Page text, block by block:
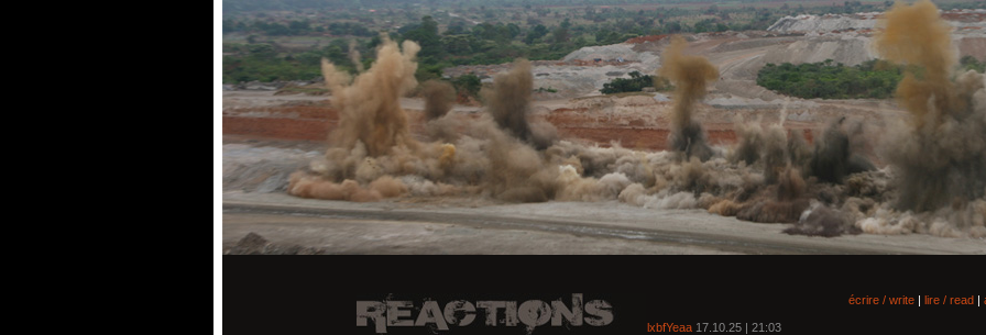
écrire / write | lire / read |
lxbfYeaa 17.10.25 | 21:03